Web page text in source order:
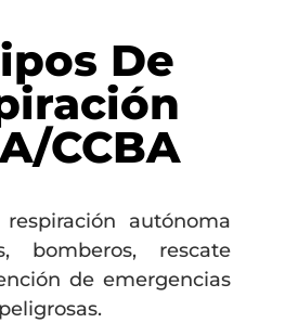
De
CCBA
autónoma
bomberos, rescate
de emergencias